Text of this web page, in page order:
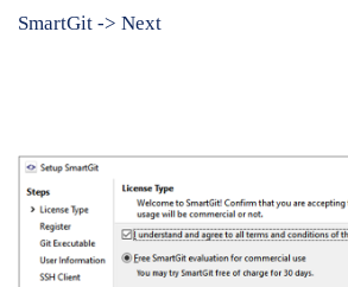
SmartGit -> Next